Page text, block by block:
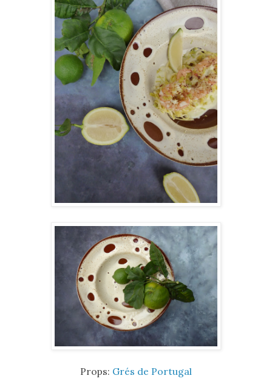
Props: Grés de Portugal